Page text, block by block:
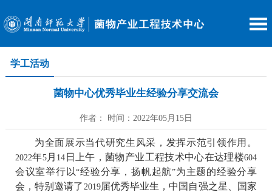
学工活动
菌物中心优秀毕业生经验分享交流会
作者： 时间：2022年05月15日
为全面展示当代研究生风采，发挥示范引领作用。
2022年5月 14 日上午，菌物产业工程技术中心在达理楼604
会议室举行以“经验分享，扬帆起航”为主题的经验分享
会，特别邀请了 2019届优秀毕业生，中国自强之星、国家